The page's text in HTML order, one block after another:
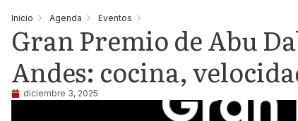
Inicio Agenda Eventos
Gran Premio de Abu
Andes: cocina,
diciembre 3, 2025